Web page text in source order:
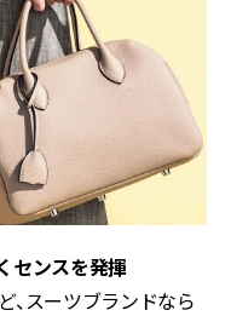
センスを発揮
、スーツブランドなら